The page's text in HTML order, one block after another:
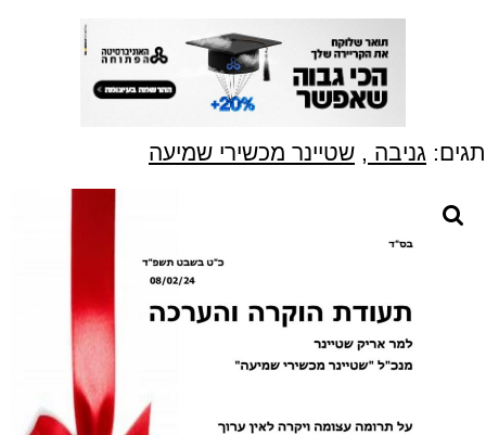
תגים: גניבה , שטיינר מכשירי שמיעה